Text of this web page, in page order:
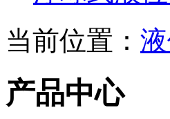
当前位置：
产品中心